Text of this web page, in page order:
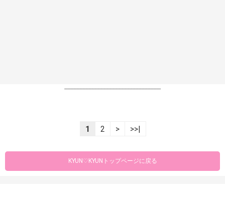
----------------------------------------------------------------
1 2 > >>|
KYUN♡KYUNトップページに戻る